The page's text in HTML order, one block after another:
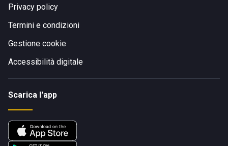
Privacy policy
Termini e condizioni
Gestione cookie
Accessibilità digitale
Scarica l'app